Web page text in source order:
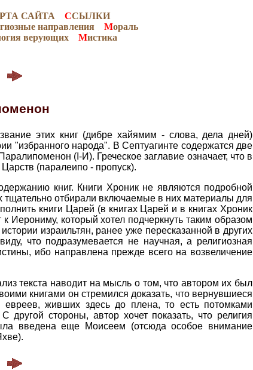
САЙТА ССЫЛКИ
направления Мораль
верующих Мистика
этих книг (дибре хайямим - слова, дела дней)
"избранного народа". В Септуагинте содержатся две
(I-И). Греческое заглавие означает, что в
(паралеипо - пропуск).
книг. Книги Хроник не являются подробной
тщательно отбирали включаемые в них материалы для
книги Царей (в книгах Царей и в книгах Хроник
Иерониму, который хотел подчеркнуть таким образом
израильтян, ранее уже пересказанной в других
что подразумевается не научная, а религиозная
ибо направлена прежде всего на возвеличение
текста наводит на мысль о том, что автором их был
книгами он стремился доказать, что вернувшиеся
живших здесь до плена, то есть потомками
другой стороны, автор хочет показать, что религия
введена еще Моисеем (отсюда особое внимание